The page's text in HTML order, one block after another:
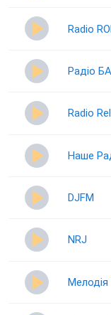
Radio
Радіо
Radio
Наше
DJFM
NRJ
Мелодія